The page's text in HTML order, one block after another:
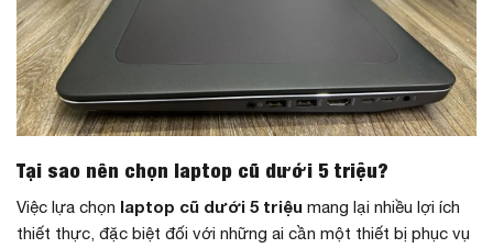
Tại sao nên chọn laptop cũ dưới 5 triệu?
Việc lựa chọn laptop cũ dưới 5 triệu mang lại nhiều lợi ích
thiết thực, đặc biệt đối với những ai cần một thiết bị phục vụ